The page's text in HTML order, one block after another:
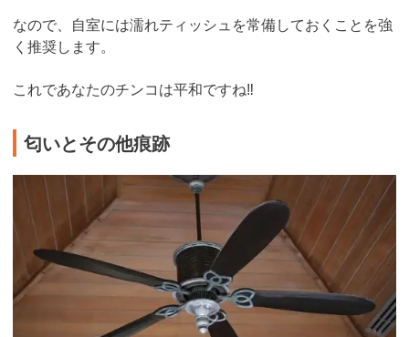
なので、自室には濡れティッシュを常備しておくことを強
く推奨します。
これであなたのチンコは平和ですね‼︎
匂いとその他痕跡